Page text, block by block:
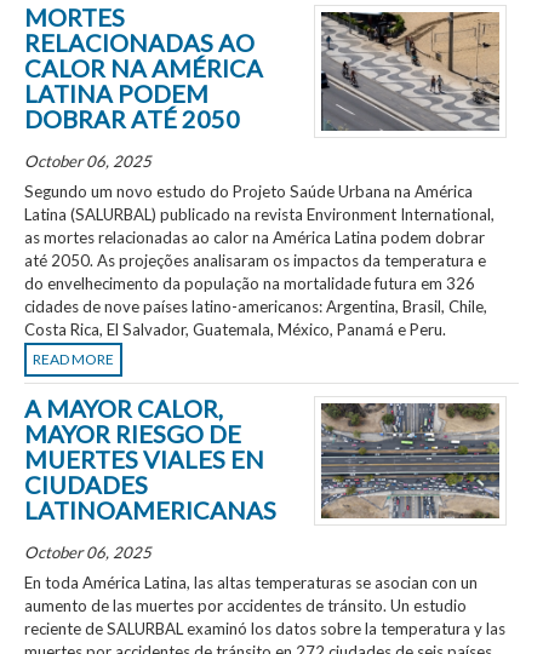
MORTES
RELACIONADAS AO
CALOR NA AMÉRICA
LATINA PODEM
DOBRAR ATÉ 2050
October 06, 2025
Segundo um novo estudo do Projeto Saúde Urbana na América
Latina (SALURBAL) publicado na revista Environment International,
as mortes relacionadas ao calor na América Latina podem dobrar
até 2050. As projeções analisaram os impactos da temperatura e
do envelhecimento da população na mortalidade futura em 326
cidades de nove países latino-americanos: Argentina, Brasil, Chile,
Costa Rica, El Salvador, Guatemala, México, Panamá e Peru.
READ MORE
A MAYOR CALOR,
MAYOR RIESGO DE
MUERTES VIALES EN
CIUDADES
LATINOAMERICANAS
October 06, 2025
En toda América Latina, las altas temperaturas se asocian con un
aumento de las muertes por accidentes de tránsito. Un estudio
reciente de SALURBAL examinó los datos sobre la temperatura y las